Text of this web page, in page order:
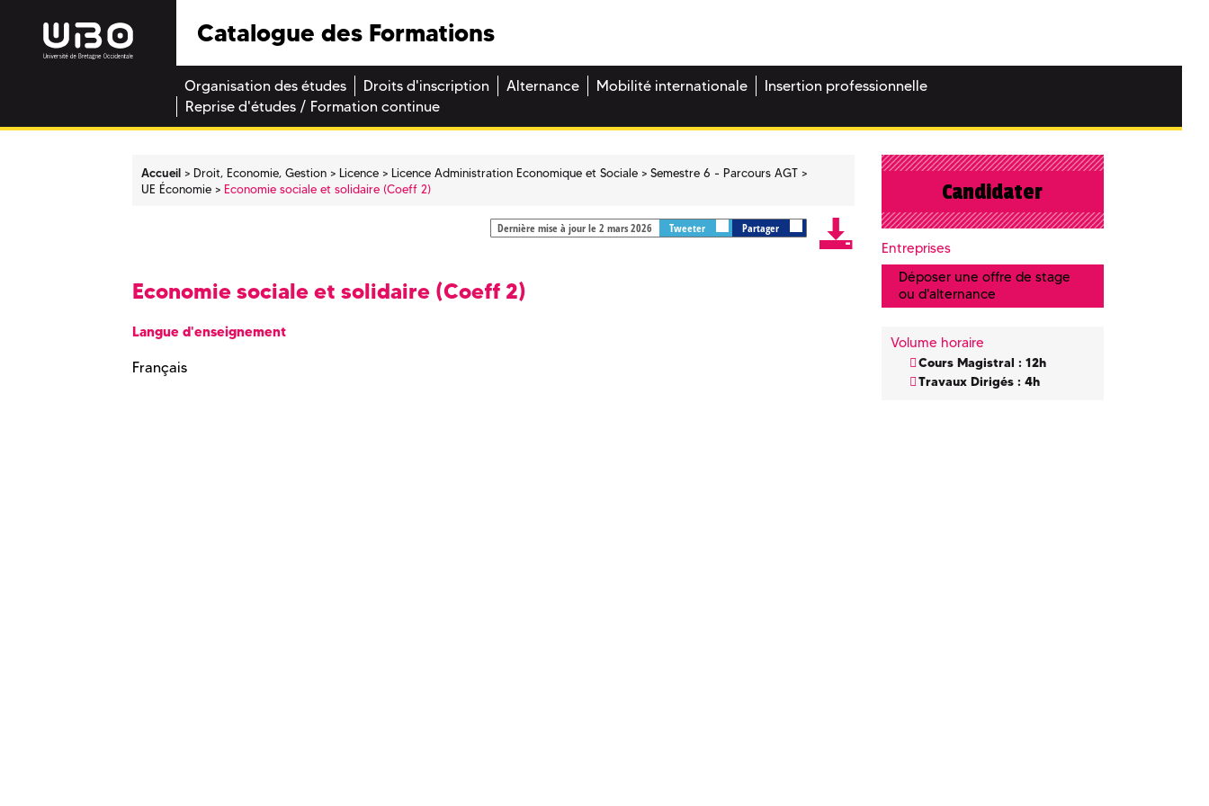
Catalogue des Formations
Organisation des études Droits d'inscription Alternance Mobilité internationale
Insertion professionnelle
Reprise d'études / Formation continue
Accueil Droit, Economie, Gestion Licence Licence Administration Economique et Sociale
Semestre 6 - Parcours AGT
UE Économie
Economie sociale et solidaire (Coeff 2)
Dernière mise à jour le 2 mars 2026 Tweeter Partager
Economie sociale et solidaire (Coeff 2)
Langue d'enseignement
Français
Candidater
Entreprises
Déposer une offre de stage
ou d'alternance
Volume horaire
Cours Magistral : 12h
Travaux Dirigés : 4h